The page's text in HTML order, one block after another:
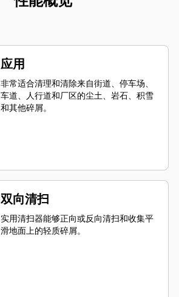
应用
非常适合清理和清除来自街道、停车场、
车道、人行道和厂区的尘土、岩石、积雪
和其他碎屑。
双向清扫
实用清扫器能够正向或反向清扫和收集平
滑地面上的轻质碎屑。